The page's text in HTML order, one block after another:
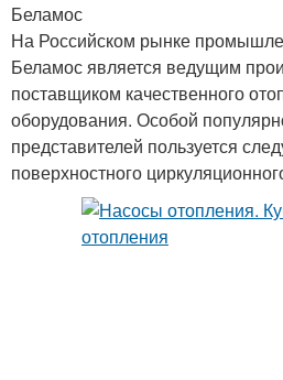
Беламос
На Российском рынке
Беламос является ведущим
поставщиком качественного
оборудования. Особой
представителей пользуется
поверхностного